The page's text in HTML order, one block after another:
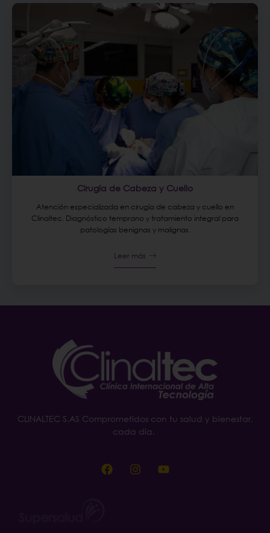
Cirugía de Cabeza y Cuello
Atención especializada en cirugía de cabeza y cuello en
Clinaltec. Diagnóstico temprano y tratamiento integral para
patologías benignas y malignas.
Leer más
CLINALTEC S.AS Comprometidos con tu salud y bienestar,
cada día.